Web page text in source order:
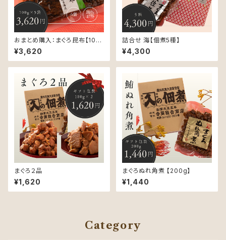
おまとめ購入：まぐろ昆布【100
ｇ】
¥3,620
詰合せ 海【佃煮5種】
¥4,300
まぐろ２品
¥1,620
まぐろぬれ角煮 【200g】
¥1,440
Category